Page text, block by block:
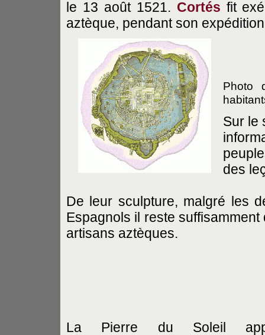
le 13 août 1521. Cortés fit
aztèque, pendant son
Photo
Sur le
des
De leur sculpture, malgré les
Espagnols il reste
artisans aztèques.
La Pierre du Soleil